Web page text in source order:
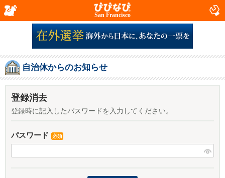
San Francisco
自治体からのお知らせ
登録消去
登録時に記入したパスワードを入力してください。
パスワード 必須